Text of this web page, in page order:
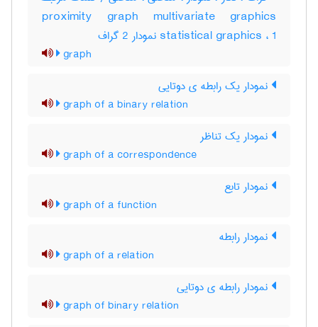
proximity graph multivariate graphics
statistical graphics ، 1 نمودار 2 گراف
graph
نمودار یک رابطه ی دوتایی
graph of a binary relation
نمودار یک تناظر
graph of a correspondence
نمودار تابع
graph of a function
نمودار رابطه
graph of a relation
نمودار رابطه ی دوتایی
graph of binary relation